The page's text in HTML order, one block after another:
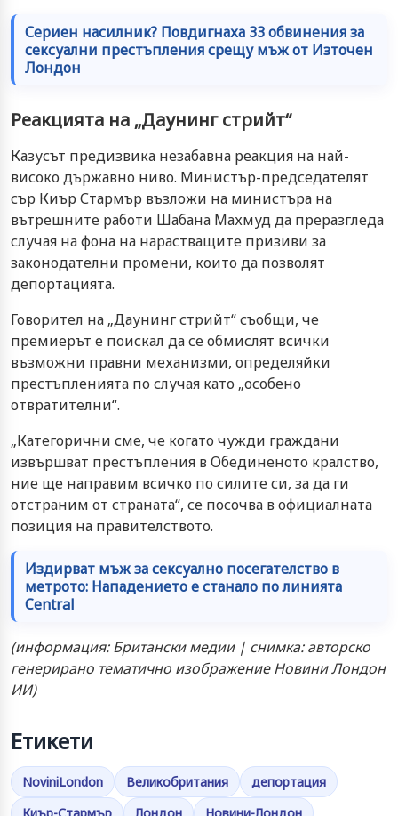
Сериен насилник? Повдигнаха 33 обвинения за
сексуални престъпления срещу мъж от Източен
Лондон
Реакцията на „Даунинг стрийт“
Казусът предизвика незабавна реакция на най-
високо държавно ниво. Министър-председателят
сър Киър Стармър възложи на министъра на
вътрешните работи Шабана Махмуд да преразгледа
случая на фона на нарастващите призиви за
законодателни промени, които да позволят
депортацията.
Говорител на „Даунинг стрийт“ съобщи, че
премиерът е поискал да се обмислят всички
възможни правни механизми, определяйки
престъпленията по случая като „особено
отвратителни“.
„Категорични сме, че когато чужди граждани
извършват престъпления в Обединеното кралство,
ние ще направим всичко по силите си, за да ги
отстраним от страната“, се посочва в официалната
позиция на правителството.
Издирват мъж за сексуално посегателство в
метрото: Нападението е станало по линията
Central
(информация: Британски медии | снимка: авторско
генерирано тематично изображение Новини Лондон
ИИ)
Етикети
NoviniLondon Великобритания
депортация